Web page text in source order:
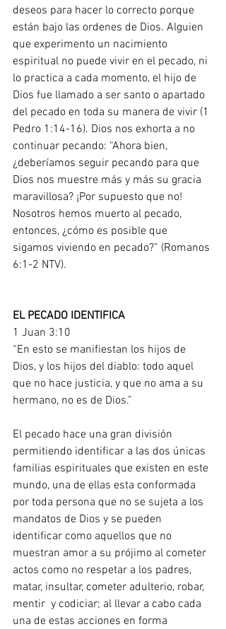
deseos para hacer lo correcto porque
están bajo las ordenes de Dios. Alguien
que experimento un nacimiento
espiritual no puede vivir en el pecado, ni
lo practica a cada momento, el hijo de
Dios fue llamado a ser santo o apartado
del pecado en toda su manera de vivir (1
Pedro 1:14-16). Dios nos exhorta a no
continuar pecando: “Ahora bien,
¿deberíamos seguir pecando para que
Dios nos muestre más y más su gracia
maravillosa? ¡Por supuesto que no!
Nosotros hemos muerto al pecado,
entonces, ¿cómo es posible que
sigamos viviendo en pecado?” (Romanos
6:1-2 NTV).
EL PECADO IDENTIFICA
1 Juan 3:10
“En esto se manifiestan los hijos de
Dios, y los hijos del diablo: todo aquel
que no hace justicia, y que no ama a su
hermano, no es de Dios.”
El pecado hace una gran división
permitiendo identificar a las dos únicas
familias espirituales que existen en este
mundo, una de ellas esta conformada
por toda persona que no se sujeta a los
mandatos de Dios y se pueden
identificar como aquellos que no
muestran amor a su prójimo al cometer
actos como no respetar a los padres,
matar, insultar, cometer adulterio, robar,
mentir  y codiciar; al llevar a cabo cada
una de estas acciones en forma